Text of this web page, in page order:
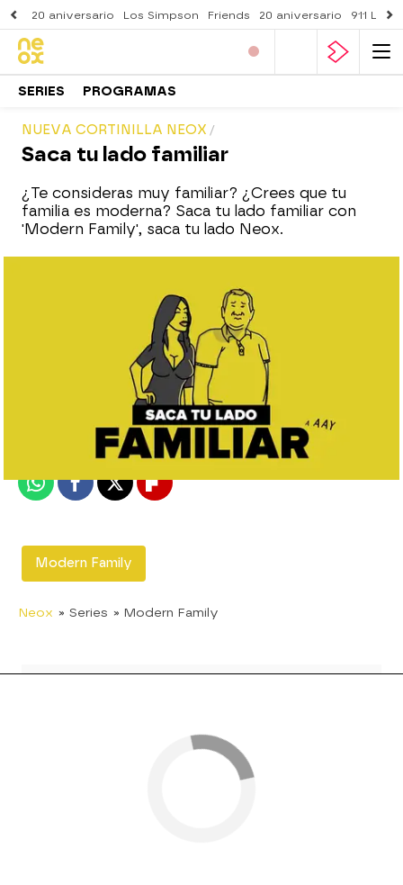
20 aniversario Los Simpson Friends 20 aniversario 911
SERIES PROGRAMAS
NUEVA CORTINILLA NEOX
Saca tu lado familiar
¿Te consideras muy familiar? ¿Crees que tu
familia es moderna? Saca tu lado familiar con
'Modern Family', saca tu lado Neox.
08 de junio de 2018, 16:15
WhatsappFacebook
X Flipboard
Modern Family
Neox » Series » Modern Family